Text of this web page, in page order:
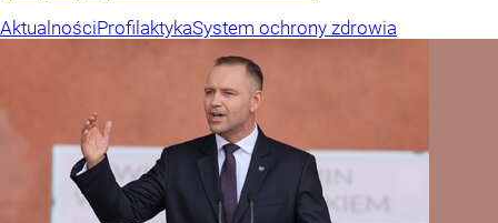
AktualnościProfilaktykaSystem ochrony zdrowia